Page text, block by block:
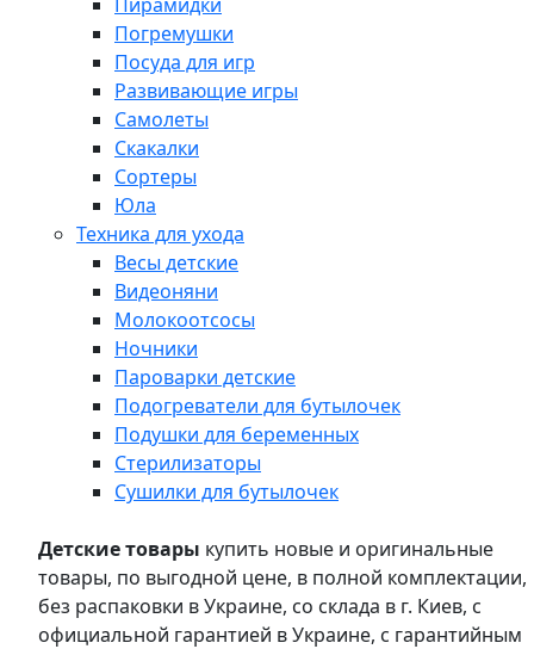
Погремушки
Посуда для игр
Развивающие игры
Самолеты
Скакалки
Сортеры
Юла
Техника для ухода
Весы детские
Видеоняни
Молокоотсосы
Ночники
Пароварки детские
Подогреватели для бутылочек
Подушки для беременных
Стерилизаторы
Сушилки для бутылочек
Детские товары купить новые и оригинальные
товары, по выгодной цене, в полной комплектации,
без распаковки в Украине, со склада в г. Киев, с
официальной гарантией в Украине, с гарантийным